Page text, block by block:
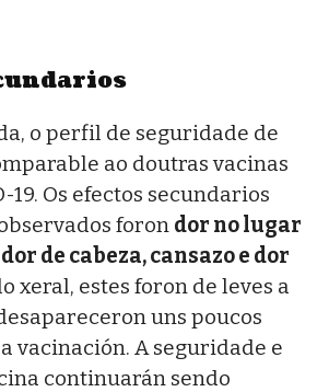
o perfil de seguridade de
ao doutras vacinas
19. Os efectos secundarios
foron dor no lugar
dor de cabeza, cansazo e dor
xeral, estes foron de leves a
uns poucos
vacinación. A seguridade e
continuarán sendo